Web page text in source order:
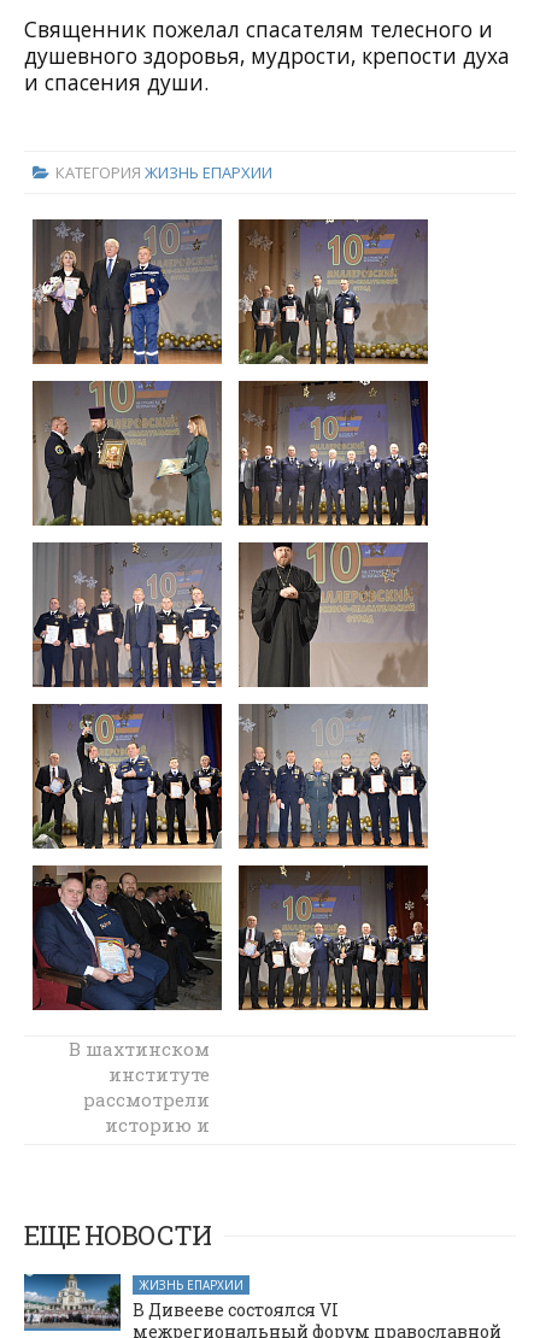
Священник пожелал спасателям телесного и
душевного здоровья, мудрости, крепости духа
и спасения души.
КАТЕГОРИЯ ЖИЗНЬ ЕПАРХИИ
Вышел в свет
первый номер
журнала
Шахтинской
В шахтинском
институте
рассмотрели
историю и
празднования
Рождества
Христова на
Дону
ЕЩЕ НОВОСТИ
ЖИЗНЬ ЕПАРХИИ
В Дивееве состоялся VI
межрегиональный форум православной